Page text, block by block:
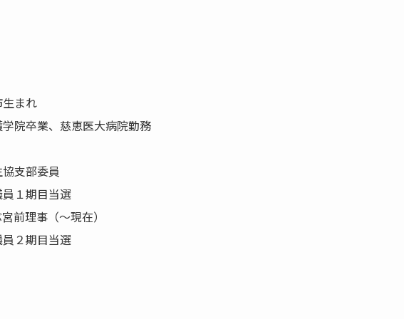
まれ
院卒業、慈恵医大病院勤務
支部委員
１期目当選
前理事（～現在）
２期目当選